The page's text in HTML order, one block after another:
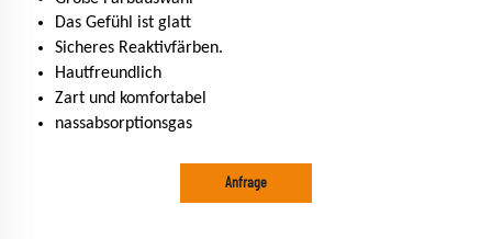
Das Gefühl ist glatt
Sicheres Reaktivfärben.
Hautfreundlich
Zart und komfortabel
nassabsorptionsgas
Anfrage